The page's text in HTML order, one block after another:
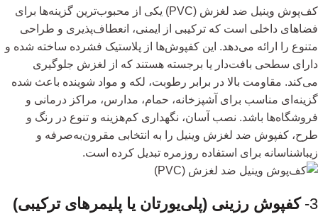
کف‌پوش وینیل ضد لغزش (PVC) یکی از محبوب‌ترین گزینه‌ها برای
فضاهای داخلی است که ترکیبی از ایمنی، انعطاف‌پذیری و طراحی
متنوع را ارائه می‌دهد. این کفپوش‌ها از پلاستیک فشرده ساخته شده و
دارای سطحی بافت‌دار یا برجسته هستند که از لغزش جلوگیری
می‌کند. مقاومت بالا در برابر رطوبت، لکه و مواد شوینده باعث شده
گزینه‌ای مناسب برای آشپزخانه، حمام، مدارس، مراکز درمانی و
فروشگاه‌ها باشد. نصب آسان، نگهداری کم‌هزینه و تنوع در رنگ و
طرح، کفپوش ضد لغزش وینیل را به انتخابی مقرون‌به‌صرفه و
زیباشناسانه برای استفاده روزمره تبدیل کرده است.
3- کفپوش رزینی (پلی‌یورتان یا پلیمرهای ترکیبی)